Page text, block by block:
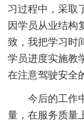
习过程中，采取
因学员从业结构
致，我把学习时
学员进度实施教
在注意驾驶安全
今后的工作
量，在服务质量